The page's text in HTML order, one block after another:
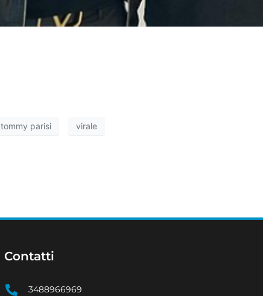
tommy parisi virale
Contatti
3488966969